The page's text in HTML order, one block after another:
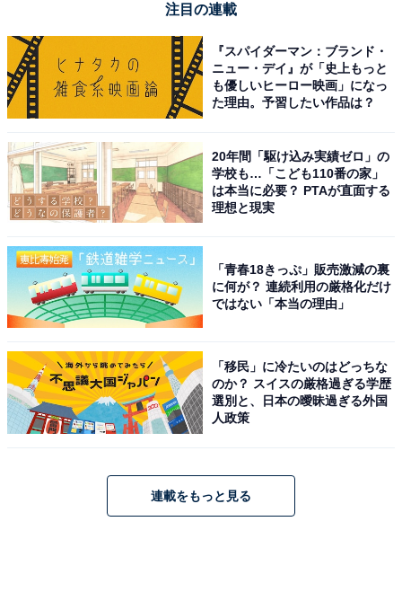
が印象的のようで、以下のようなコメントが集まりまし
た。
「人はもちろん動物からも好かれてしまうという一面が
あります（10代女性）」
「動物と触れ合う番組を見ていると思いやりのある人情
味あふれる人だとわかるから（40代女性）」
しいのはよく耳にします（20代男性）」
「中性的な、調子を合わせてくれそうなところが魅力
「いろんな人への気遣いができるイメージがある。番組
MCをやっていてもゲストや出演者に気配りしている
（20代女性）」
※回答者コメントは原文ママです
注目の連載
『スパイダーマン：ブランド・
ニュー・デイ』が「史上もっと
も優しいヒーロー映画」になっ
た理由。予習したい作品は？
20年間「駆け込み実績ゼロ」の
学校も…「こども110番の家」
は本当に必要？ PTAが直面する
理想と現実
「青春18きっぷ」販売激減の裏
に何が？ 連続利用の厳格化だけ
ではない「本当の理由」
「移民」に冷たいのはどっちな
のか？ スイスの厳格過ぎる学歴
選別と、日本の曖昧過ぎる外国
人政策
連載をもっと見る